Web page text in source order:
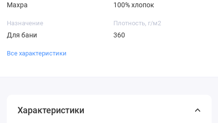
Махра 100% хлопок
Назначение
Для бани
Плотность, г/м2
360
Все характеристики
Характеристики